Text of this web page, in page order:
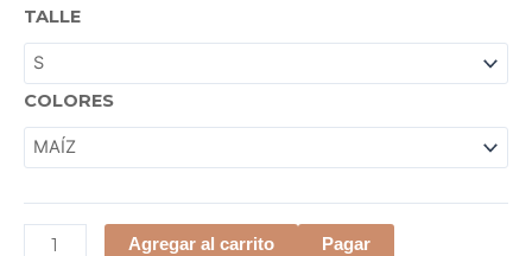
TALLE
COLORES
PONCHO
cantidad
Agregar al carrito Pagar